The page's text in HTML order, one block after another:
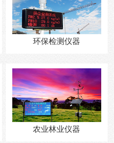
环保检测仪器
农业林业仪器